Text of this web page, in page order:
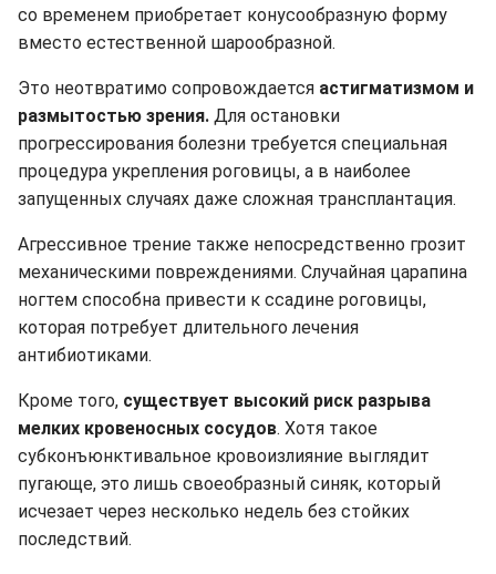
со временем приобретает конусообразную форму
вместо естественной шарообразной.
Это неотвратимо сопровождается астигматизмом и
размытостью зрения. Для остановки
прогрессирования болезни требуется специальная
процедура укрепления роговицы, а в наиболее
запущенных случаях даже сложная трансплантация.
Агрессивное трение также непосредственно грозит
механическими повреждениями. Случайная царапина
ногтем способна привести к ссадине роговицы,
которая потребует длительного лечения
антибиотиками.
Кроме того, существует высокий риск разрыва
мелких кровеносных сосудов. Хотя такое
субконъюнктивальное кровоизлияние выглядит
пугающе, это лишь своеобразный синяк, который
исчезает через несколько недель без стойких
последствий.